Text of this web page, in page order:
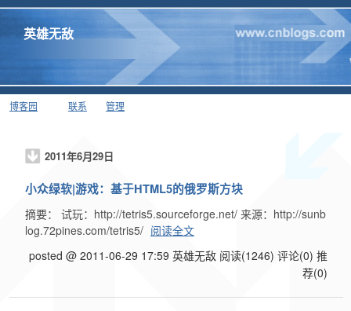
英雄无敌
博客园 联系 管理
2011年6月29日
小众绿软|游戏：基于HTML5的俄罗斯方块
摘要： 试玩：http://tetris5.sourceforge.net/ 来源：http://sunb
log.72pines.com/tetris5/ 阅读全文
posted @ 2011-06-29 17:59 英雄无敌 阅读(1246) 评论(0) 推
荐(0)